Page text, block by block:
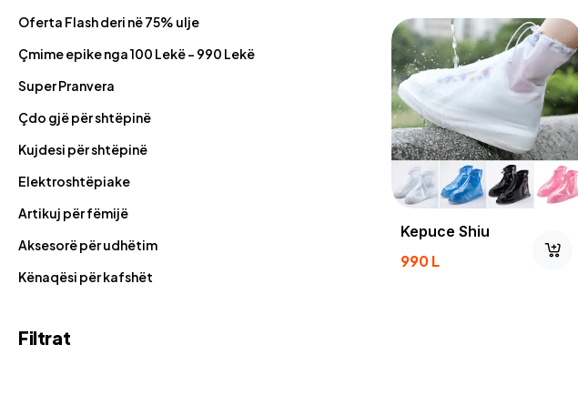
Kepuce Shiu
990L
Oferta Flash deri në 75% ulje
Çmime epike nga 100 Lekë - 990 Lekë
Super Pranvera
Çdo gjë për shtëpinë
Kujdesi për shtëpinë
Elektroshtëpiake
Artikuj për fëmijë
Aksesorë për udhëtim
Kënaqësi për kafshët
Filtrat